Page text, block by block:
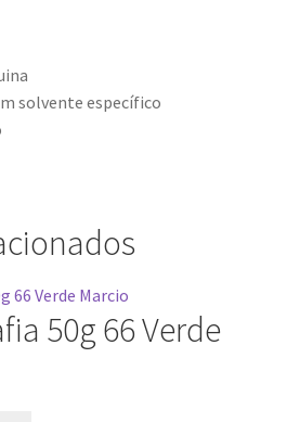
solvente específico
50g 66 Verde